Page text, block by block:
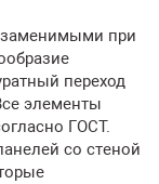
при
переход
элементы
ГОСТ.
со стеной